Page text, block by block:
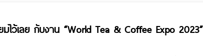
ว้เลย กับงาน “World Tea & Coffee Expo 2023”